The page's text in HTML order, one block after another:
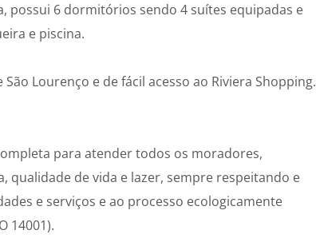
possui 6 dormitórios sendo 4 suítes equipadas e
e piscina.
Lourenço e de fácil acesso ao Riviera Shopping.
para atender todos os moradores,
de vida e lazer, sempre respeitando e
e serviços e ao processo ecologicamente
14001).